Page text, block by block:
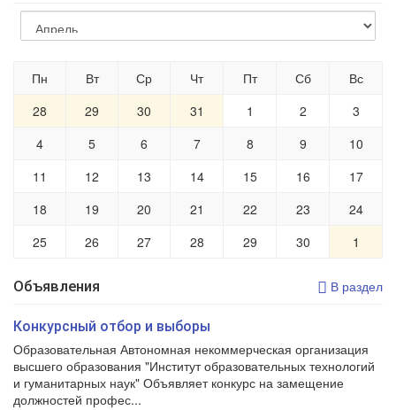
Пн Вт Ср Чт Пт Сб
Вс
28
29 30 31 1 2
3
4
5 6 7 8 9
10
11
12 13 14 15 16
17
18
19 20 21 22 23
24
25
26 27 28 29 30 1
Объявления В раздел
Конкурсный отбор и выборы
Образовательная Автономная некоммерческая организация
высшего образования "Институт образовательных технологий
и гуманитарных наук" Объявляет конкурс на замещение
должностей профес...